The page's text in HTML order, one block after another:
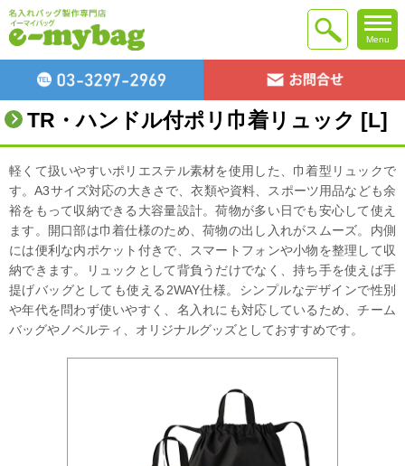
Menu
TR・ハンドル付ポリ巾着リュック [L]
軽くて扱いやすいポリエステル素材を使用した、巾着型リュックで
す。A3サイズ対応の大きさで、衣類や資料、スポーツ用品なども余
裕をもって収納できる大容量設計。荷物が多い日でも安心して使え
ます。開口部は巾着仕様のため、荷物の出し入れがスムーズ。内側
には便利な内ポケット付きで、スマートフォンや小物を整理して収
納できます。リュックとして背負うだけでなく、持ち手を使えば手
提げバッグとしても使える2WAY仕様。シンプルなデザインで性別
や年代を問わず使いやすく、名入れにも対応しているため、チーム
バッグやノベルティ、オリジナルグッズとしておすすめです。